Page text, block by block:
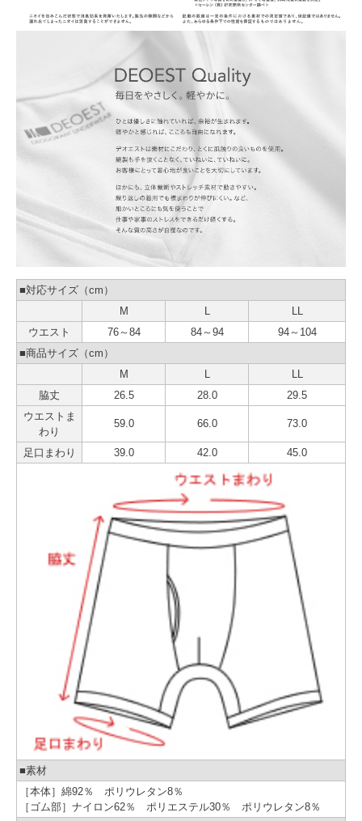
■対応サイズ（cm）
M
L
LL
ウエスト
76～84 84～94
94～104
■商品サイズ（cm）
M
L
LL
脇丈
26.5 28.0
29.5
ウエストま
わり
59.0 66.0 73.0
足口まわり 39.0 42.0 45.0
■素材
［本体］綿92％ ポリウレタン8％
［ゴム部］ナイロン62％ ポリエステル30％ ポリウレタン8％